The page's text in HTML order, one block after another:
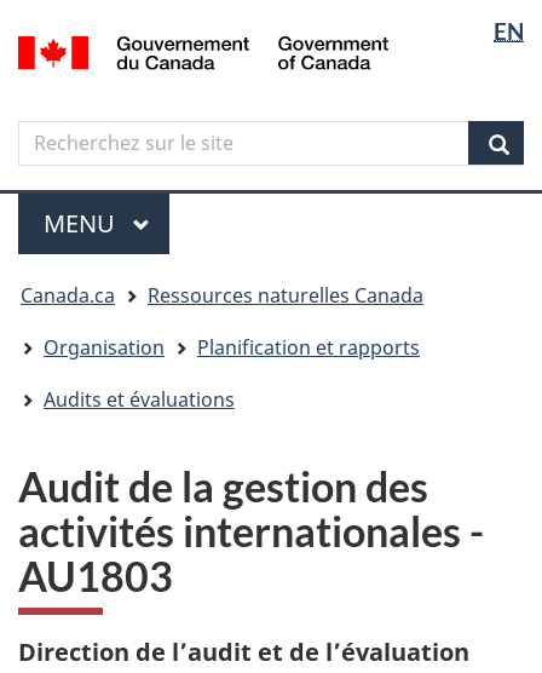
Aller
au
principal
Skip
to
government"
Passer
à
version
simplifiée
langue
EN
Canada
Search
Recherchez
sur
le
site
Menu
MENU PRINCIPAL
êtes
ici
Canada.ca
Ressources naturelles Canada
Organisation
Planification et rapports
Audits et évaluations
Audit de la gestion des
activités internationales -
AU1803
Direction de l’audit et de l’évaluation